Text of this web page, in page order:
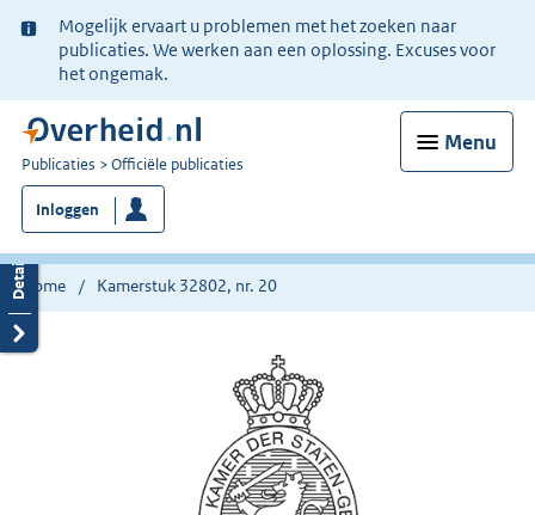
Ter
informatie:
Mogelijk ervaart u problemen met het zoeken naar
publicaties. We werken aan een oplossing. Excuses voor
het ongemak.
Menu
U
bent
nu
hier:
Publicaties Officiële publicaties
Inloggen
Home Kamerstuk 32802, nr. 20